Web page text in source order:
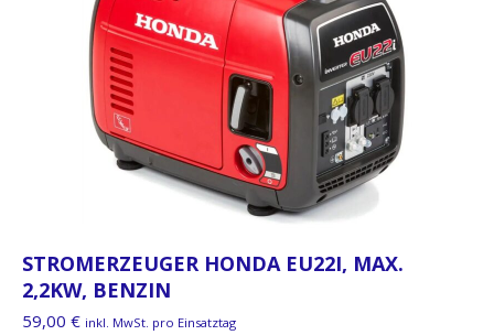
STROMERZEUGER HONDA EU22I, MAX.
2,2KW, BENZIN
59,00 € inkl. MwSt. pro Einsatztag